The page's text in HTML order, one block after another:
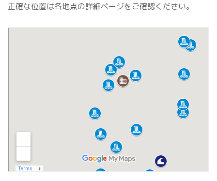
正確な位置は各地点の詳細ページをご確認ください。